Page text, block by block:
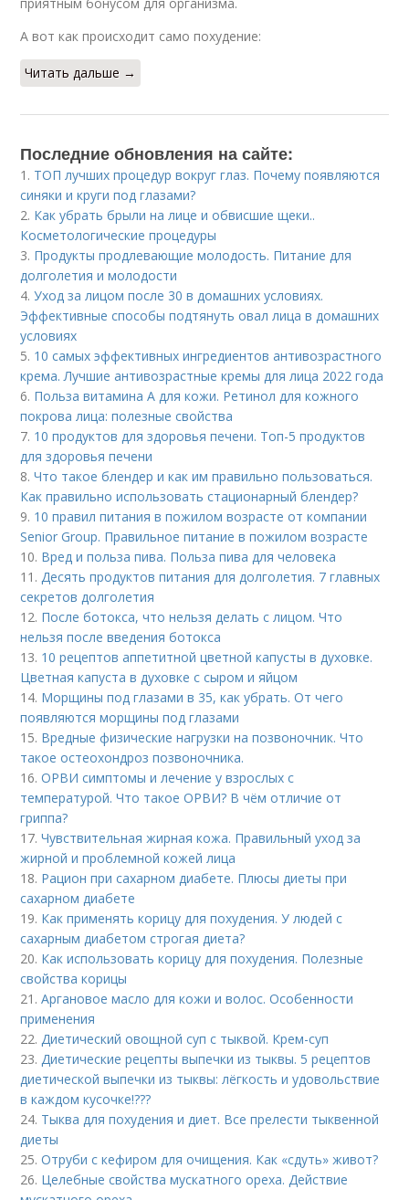
А вот как происходит само похудение:
Читать дальше →
Последние обновления на сайте:
1. ТОП лучших процедур вокруг глаз. Почему появляются
синяки и круги под глазами?
2. Как убрать брыли на лице и обвисшие щеки..
Косметологические процедуры
3. Продукты продлевающие молодость. Питание для
долголетия и молодости
4.Уход за лицом после 30 в домашних условиях.
Эффективные способы подтянуть овал лица в домашних
условиях
5. 10 самых эффективных ингредиентов антивозрастного
крема. Лучшие антивозрастные кремы для лица 2022 года
6. Польза витамина А для кожи. Ретинол для кожного
покрова лица: полезные свойства
7. 10 продуктов для здоровья печени. Топ-5 продуктов
для здоровья печени
8.Что такое блендер и как им правильно пользоваться.
Как правильно использовать стационарный блендер?
9. 10 правил питания в пожилом возрасте от компании
Senior Group. Правильное питание в пожилом возрасте
10. Вред и польза пива. Польза пива для человека
11.Десять продуктов питания для долголетия. 7 главных
секретов долголетия
12. После ботокса, что нельзя делать с лицом. Что
нельзя после введения ботокса
13. 10 рецептов аппетитной цветной капусты в духовке.
Цветная капуста в духовке с сыром и яйцом
14. Морщины под глазами в 35, как убрать. От чего
появляются морщины под глазами
15. Вредные физические нагрузки на позвоночник. Что
такое остеохондроз позвоночника.
16.ОРВИ симптомы и лечение у взрослых с
температурой. Что такое ОРВИ? В чём отличие от
гриппа?
17.Чувствительная жирная кожа. Правильный уход за
жирной и проблемной кожей лица
18. Рацион при сахарном диабете. Плюсы диеты при
сахарном диабете
19. Как применять корицу для похудения. У людей с
сахарным диабетом строгая диета?
20. Как использовать корицу для похудения. Полезные
свойства корицы
21.Аргановое масло для кожи и волос. Особенности
применения
22.Диетический овощной суп с тыквой. Крем-суп
23.Диетические рецепты выпечки из тыквы. 5 рецептов
диетической выпечки из тыквы: лёгкость и удовольствие
в каждом кусочке!???
24. Тыква для похудения и диет. Все прелести тыквенной
диеты
25.Отруби с кефиром для очищения. Как «сдуть» живот?
26. Целебные свойства мускатного ореха. Действие